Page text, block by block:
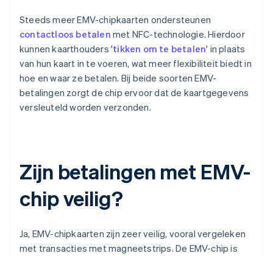
Steeds meer EMV-chipkaarten ondersteunen
contactloos betalen met NFC-technologie. Hierdoor
kunnen kaarthouders 'tikken om te betalen' in plaats
van hun kaart in te voeren, wat meer flexibiliteit biedt in
hoe en waar ze betalen. Bij beide soorten EMV-
betalingen zorgt de chip ervoor dat de kaartgegevens
versleuteld worden verzonden.
Zijn betalingen met EMV-
chip veilig?
Ja, EMV-chipkaarten zijn zeer veilig, vooral vergeleken
met transacties met magneetstrips. De EMV-chip is